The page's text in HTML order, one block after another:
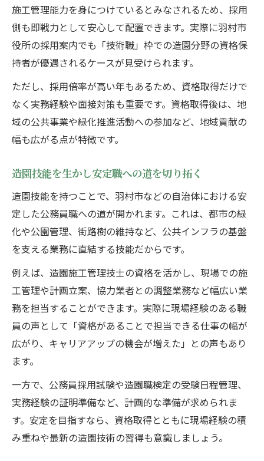
施工管理能力を身につけているとみなされるため、採用
側も即戦力として安心して配置できます。実際に羽村市
役所の採用案内でも「技術職」枠での造園分野の資格保
持者が優遇されるケースが見受けられます。
ただし、採用倍率が高い年もあるため、資格取得だけで
なく実務経験や面接対策も重要です。資格取得後は、地
域の公共事業や緑化推進活動への参加など、地域貢献の
幅も広がる点が特徴です。
造園技能を生かし安定職への道を切り拓く
造園技能を持つことで、羽村市などの自治体における安
定した公務員職への道が開かれます。これは、都市の緑
化や公園管理、街路樹の維持など、公共インフラの基盤
を支える業務に直結する技能だからです。
例えば、造園施工管理技士の資格を活かし、現場での施
工管理や計画立案、協力業者との調整業務など幅広い業
務を担当することができます。実際に現場経験のある職
員の声として「資格があることで担当できる仕事の幅が
広がり、キャリアアップの機会が増えた」との声もあり
ます。
一方で、公務員採用試験や造園職検定の受験日程管理、
実務経験の証明準備など、計画的な準備が求められま
す。安定を目指すなら、資格取得とともに現場経験の積
み重ねや最新の造園技術の習得も意識しましょう。